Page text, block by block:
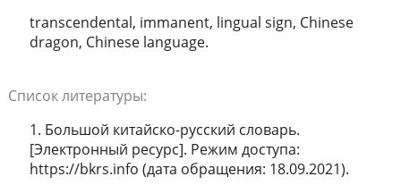
transcendental, immanent, lingual sign, Chinese
dragon, Chinese language.
Список литературы:
1. Большой китайско-русский словарь.
[Электронный ресурс]. Режим доступа:
https://bkrs.info (дата обращения: 18.09.2021).